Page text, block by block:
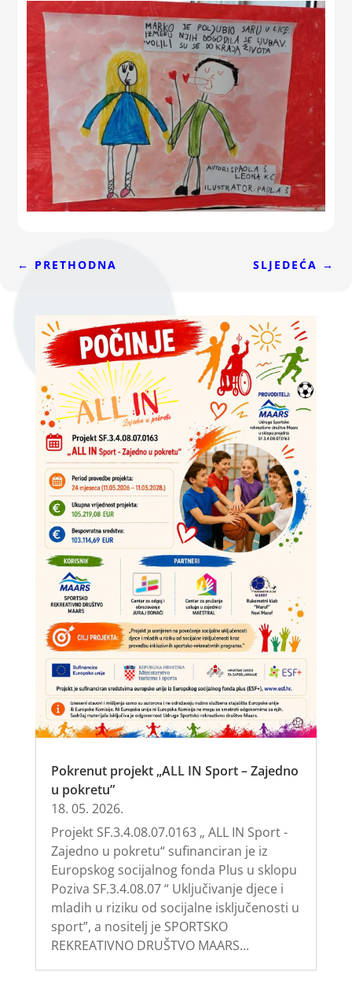
← PRETHODNA SLJEDEĆA →
Pokrenut projekt „ALL IN Sport – Zajedno
u pokretu”
18. 05. 2026.
Projekt SF.3.4.08.07.0163 „ ALL IN Sport -
Zajedno u pokretu“ sufinanciran je iz
Europskog socijalnog fonda Plus u sklopu
Poziva SF.3.4.08.07 “ Uključivanje djece i
mladih u riziku od socijalne isključenosti u
sport”, a nositelj je SPORTSKO
REKREATIVNO DRUŠTVO MAARS...